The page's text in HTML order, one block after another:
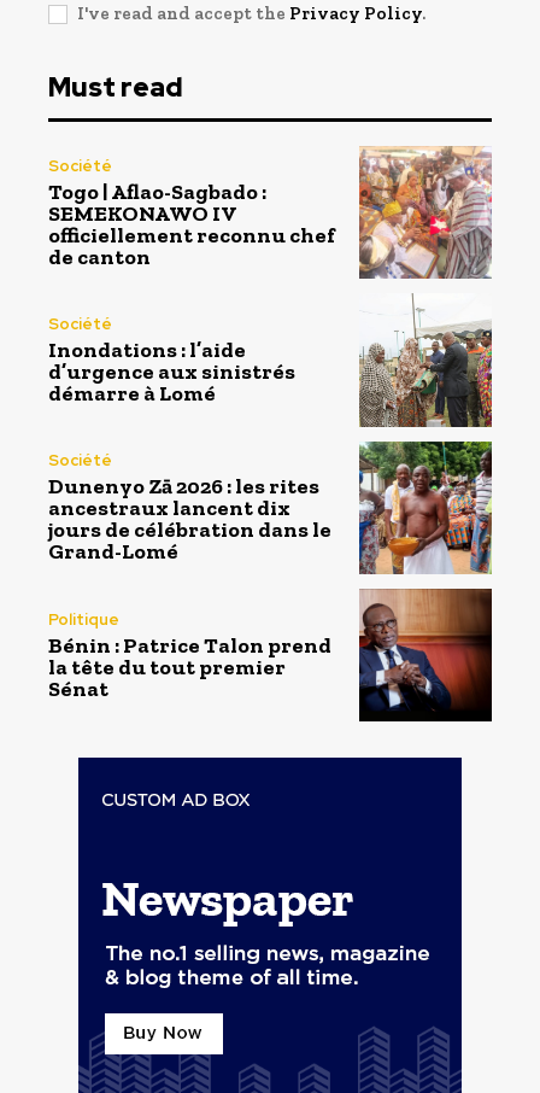
I've read and accept the Privacy Policy.
Must read
Société
Togo | Aflao-Sagbado :
SEMEKONAWO IV
officiellement reconnu chef
de canton
Société
Inondations : l’aide
d’urgence aux sinistrés
démarre à Lomé
Société
Dunenyo Zā 2026 : les rites
ancestraux lancent dix
jours de célébration dans le
Grand-Lomé
Politique
Bénin : Patrice Talon prend
la tête du tout premier
Sénat